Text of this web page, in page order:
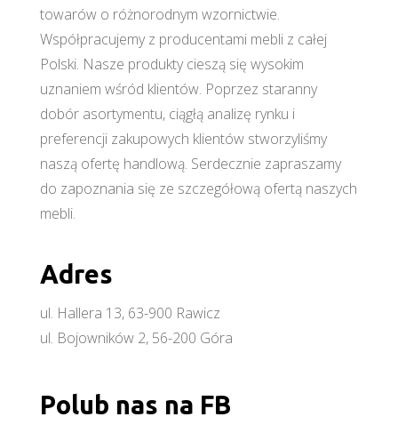
towarów o różnorodnym wzornictwie.
Współpracujemy z producentami mebli z całej
Polski. Nasze produkty cieszą się wysokim
uznaniem wśród klientów. Poprzez staranny
dobór asortymentu, ciągłą analizę rynku i
preferencji zakupowych klientów stworzyliśmy
naszą ofertę handlową. Serdecznie zapraszamy
do zapoznania się ze szczegółową ofertą naszych
mebli.
Adres
ul. Hallera 13, 63-900 Rawicz
ul. Bojowników 2, 56-200 Góra
Polub nas na FB